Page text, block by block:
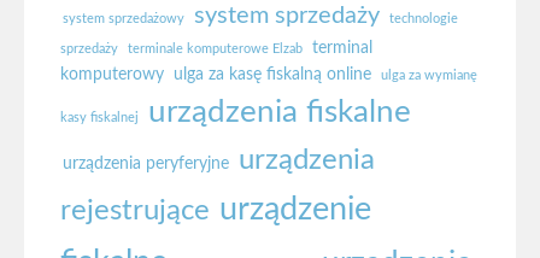
system sprzedażowy system sprzedaży technologie
sprzedaży terminale komputerowe Elzab
terminal
komputerowy
ulga za kasę fiskalną online ulga za wymianę
kasy fiskalnej urządzenia fiskalne
urządzenia peryferyjne
urządzenia
rejestrujące urządzenie